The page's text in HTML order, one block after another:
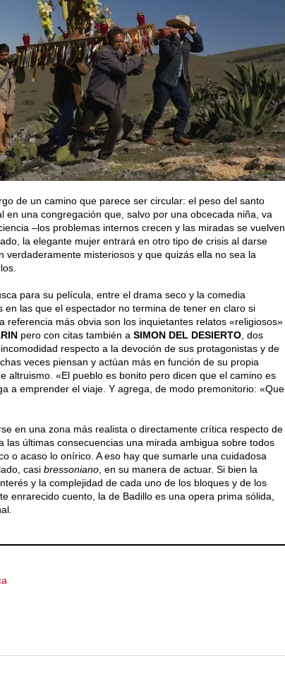
de un camino que parece ser circular: el peso del santo
en una congregación que, salvo por una obcecada niña, va
–los problemas internos crecen y las miradas se vuelven
la elegante mujer entrará en otro tipo de crisis al darse
verdaderamente misteriosos y que quizás ella no sea la
para su película, entre el drama seco y la comedia
en las que el espectador no termina de tener en claro si
referencia más obvia son los inquietantes relatos «religiosos»
pero con citas también a SIMON DEL DESIERTO , dos
respecto a la devoción de sus protagonistas y de
veces piensan y actúan más en función de su propia
altruismo. «El pueblo es bonito pero dicen que el camino es
a emprender el viaje. Y agrega, de modo premonitorio: «Que
en una zona más realista o directamente crítica respecto de
las últimas consecuencias una mirada ambigua sobre todos
o acaso lo onírico. A eso hay que sumarle una cuidadosa
casi bressoniano , en su manera de actuar. Si bien la
y la complejidad de cada uno de los bloques y de los
enrarecido cuento, la de Badillo es una opera prima sólida,